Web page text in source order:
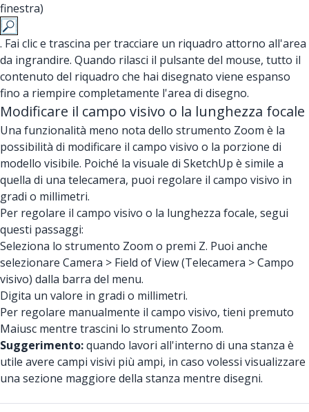
finestra)
. Fai clic e trascina per tracciare un riquadro attorno all'area
da ingrandire. Quando rilasci il pulsante del mouse, tutto il
contenuto del riquadro che hai disegnato viene espanso
fino a riempire completamente l'area di disegno.
Modificare il campo visivo o la lunghezza focale
Una funzionalità meno nota dello strumento Zoom è la
possibilità di modificare il campo visivo o la porzione di
modello visibile. Poiché la visuale di SketchUp è simile a
quella di una telecamera, puoi regolare il campo visivo in
gradi o millimetri.
Per regolare il campo visivo o la lunghezza focale, segui
questi passaggi:
Seleziona lo strumento Zoom o premi Z. Puoi anche
selezionare Camera > Field of View (Telecamera > Campo
visivo) dalla barra del menu.
Digita un valore in gradi o millimetri.
Per regolare manualmente il campo visivo, tieni premuto
Maiusc mentre trascini lo strumento Zoom.
Suggerimento:quando lavori all'interno di una stanza è
utile avere campi visivi più ampi, in caso volessi visualizzare
una sezione maggiore della stanza mentre disegni.